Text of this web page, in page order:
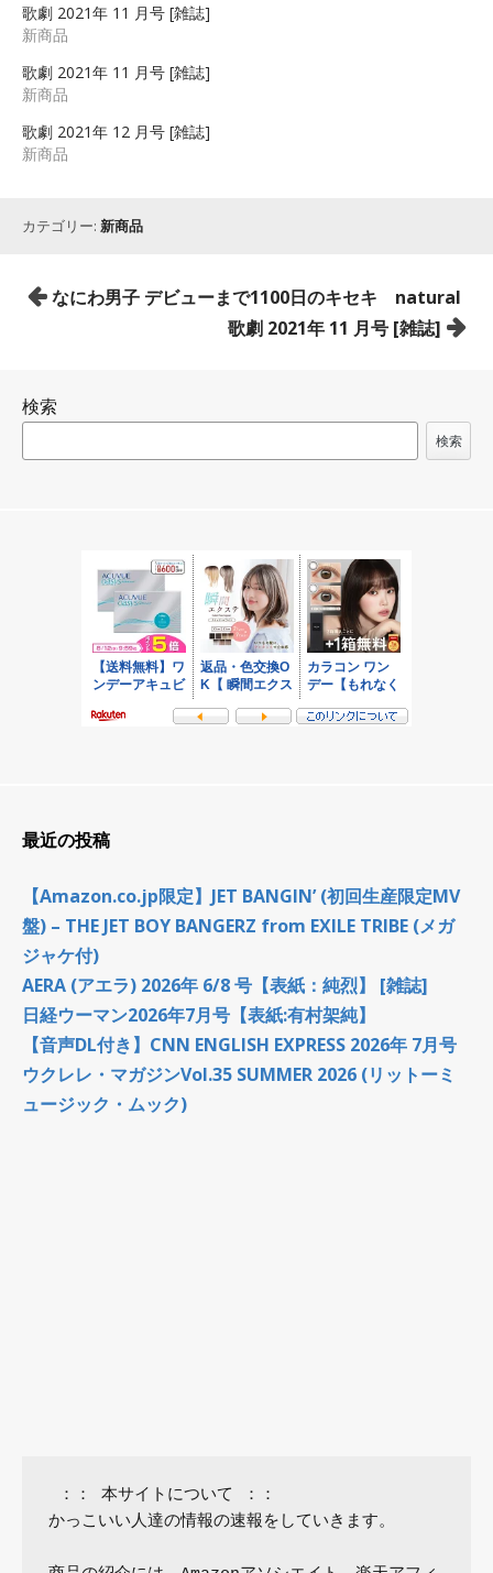
歌劇 2021年 11 月号 [雑誌]
新商品
歌劇 2021年 11 月号 [雑誌]
新商品
歌劇 2021年 12 月号 [雑誌]
新商品
カテゴリー: 新商品
投
ゲ
なにわ男子 デビューまで1100日のキセキ natural
歌劇 2021年 11 月号 [雑誌]
検索
検索
最近の投稿
【Amazon.co.jp限定】JET BANGIN’ (初回生産限定MV
盤) – THE JET BOY BANGERZ from EXILE TRIBE (メガ
ジャケ付)
AERA (アエラ) 2026年 6/8 号【表紙：純烈】 [雑誌]
日経ウーマン2026年7月号【表紙:有村架純】
【音声DL付き】CNN ENGLISH EXPRESS 2026年 7月号
ウクレレ・マガジンVol.35 SUMMER 2026 (リットーミ
ュージック・ムック)
かっこいい人達の情報の速報をしていきます。